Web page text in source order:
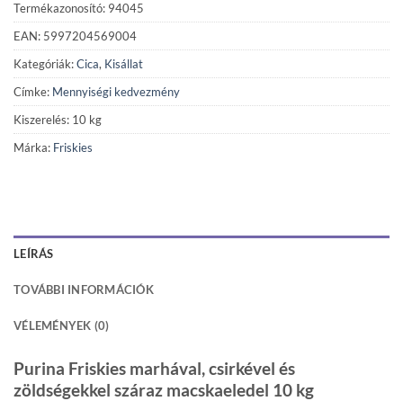
Termékazonosító: 94045
EAN: 5997204569004
Kategóriák:Cica, Kisállat
Címke: Mennyiségi kedvezmény
Kiszerelés: 10 kg
Márka: Friskies
LEÍRÁS
TOVÁBBI INFORMÁCIÓK
VÉLEMÉNYEK (0)
Purina Friskies marhával, csirkével és
zöldségekkel száraz macskaeledel 10 kg